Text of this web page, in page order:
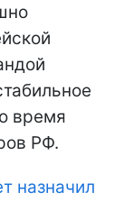
время
РФ.
назначил